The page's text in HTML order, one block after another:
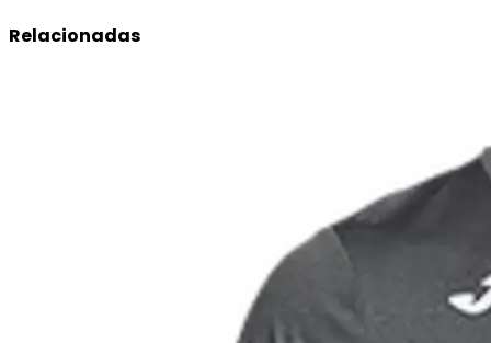
Relacionadas